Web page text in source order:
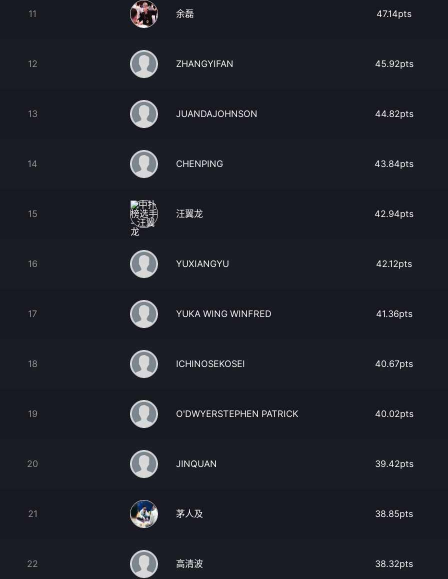
11 余磊 47.14pts
12 ZHANGYIFAN 45.92pts
13 JUANDAJOHNSON 44.82pts
14 CHENPING 43.84pts
15 汪翼龙 42.94pts
16 YUXIANGYU 42.12pts
17 YUKA WING WINFRED 41.36pts
18 ICHINOSEKOSEI 40.67pts
19 O'DWYERSTEPHEN PATRICK 40.02pts
20 JINQUAN 39.42pts
21 茅人及 38.85pts
22 高清波 38.32pts